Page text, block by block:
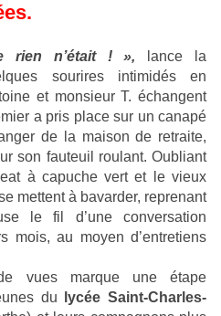
rien n’était ! »,
lance la
sourires intimidés en
et monsieur T. échangent
a pris place sur un canapé
de la maison de retraite,
son fauteuil roulant. Oubliant
à capuche vert et le vieux
mettent à bavarder, reprenant
le fil d’une conversation
mois, au moyen d’entretiens
vues marque une étape
du
lycée Saint-Charles-